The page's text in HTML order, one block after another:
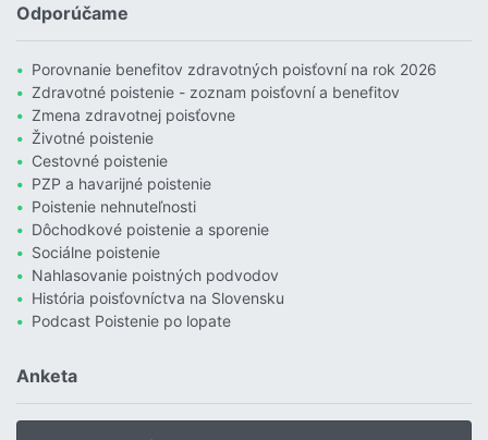
Odporúčame
Porovnanie benefitov zdravotných poisťovní na rok 2026
Zdravotné poistenie - zoznam poisťovní a benefitov
Zmena zdravotnej poisťovne
Životné poistenie
Cestovné poistenie
PZP a havarijné poistenie
Poistenie nehnuteľnosti
Dôchodkové poistenie a sporenie
Sociálne poistenie
Nahlasovanie poistných podvodov
História poisťovníctva na Slovensku
Podcast Poistenie po lopate
Anketa